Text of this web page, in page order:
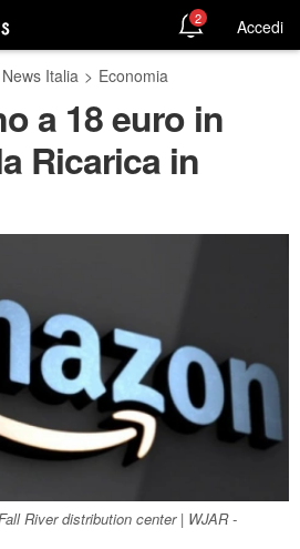
2 Accedi
Italia > Economia
a 18 euro in
Ricarica in
River distribution center | WJAR -